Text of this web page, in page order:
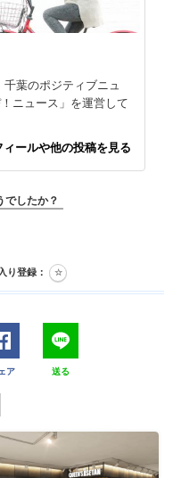
葉のポジティブニュ
ニュース」を運営して
ールや他の投稿を見る
でしたか？
り登録：
ア 送る